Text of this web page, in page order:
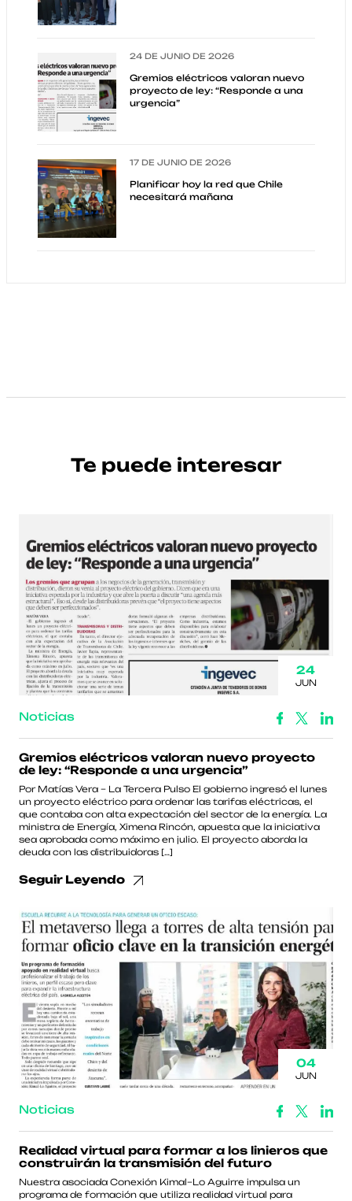
24 DE JUNIO DE 2026
Gremios eléctricos valoran nuevo
proyecto de ley: “Responde a una
urgencia”
17 DE JUNIO DE 2026
Planificar hoy la red que Chile
necesitará mañana
Te puede interesar
24
JUN
Noticias
Gremios eléctricos valoran nuevo proyecto
de ley: “Responde a una urgencia”
Por Matías Vera – La Tercera Pulso El gobierno ingresó el lunes
un proyecto eléctrico para ordenar las tarifas eléctricas, el
que contaba con alta expectación del sector de la energía. La
ministra de Energía, Ximena Rincón, apuesta que la iniciativa
sea aprobada como máximo en julio. El proyecto aborda la
deuda con las distribuidoras […]
Seguir Leyendo
04
JUN
Noticias
Realidad virtual para formar a los linieros que
construirán la transmisión del futuro
Nuestra asociada Conexión Kimal–Lo Aguirre impulsa un
programa de formación que utiliza realidad virtual para